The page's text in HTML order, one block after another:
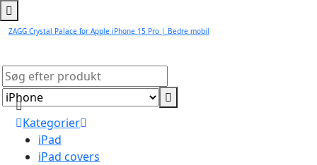
ZAGG Crystal Palace for Apple iPhone 15 Pro | Bedre mobil
Kategorier
iPad
iPad covers